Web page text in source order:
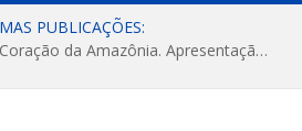
PUBLICAÇÕES:
FESTRIBAL 2026 – No Coração da Amazônia. Apresentação da Munduruku.